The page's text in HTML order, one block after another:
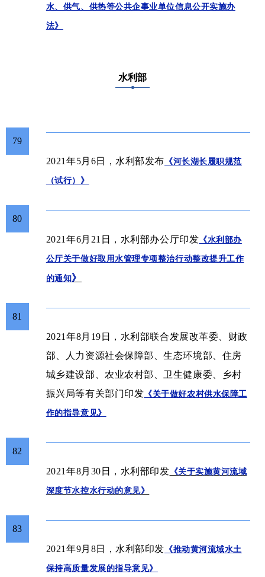
水、供气、供热等公共企事业单位信息公开实施办
法》
水利部
79
2021年5月6日，水利部发布 《河长湖长履职规范
（试行）》
80
2021年6月21日，水利部办公厅印发 《水利部办
公厅关于做好取用水管理专项整治行动整改提升工作
的通知》
81
2021年8月19日，水利部联合发展改革委、财政
部、人力资源社会保障部、生态环境部、住房
城乡建设部、农业农村部、卫生健康委、乡村
振兴局等有关部门印发 《关于做好农村供水保障工
作的指导意见》
82
2021年8月30日，水利部印发 《关于实施黄河流域
深度节水控水行动的意见》
83
2021年9月8日，水利部印发 《推动黄河流域水土
保持高质量发展的指导意见》